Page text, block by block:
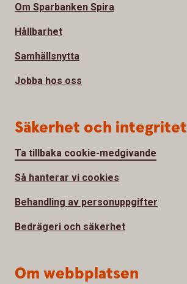
Om Sparbanken Spira
Hållbarhet
Samhällsnytta
Jobba hos oss
Säkerhet och integritet
Ta tillbaka cookie-medgivande
Så hanterar vi cookies
Behandling av personuppgifter
Bedrägeri och säkerhet
Om webbplatsen